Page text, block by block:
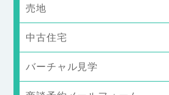
売地
中古住宅
バーチャル見学